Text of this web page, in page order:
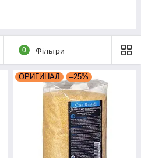
0 Фільтри
ОРИГИНАЛ –25%